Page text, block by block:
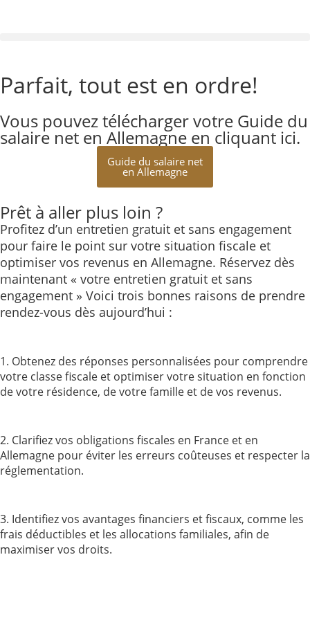
Parfait, tout est en ordre!
Vous pouvez télécharger votre Guide du
salaire net en Allemagne en cliquant ici.
Guide du salaire net
en Allemagne
Prêt à aller plus loin ?
Profitez d’un entretien gratuit et sans engagement
pour faire le point sur votre situation fiscale et
optimiser vos revenus en Allemagne. Réservez dès
maintenant « votre entretien gratuit et sans
engagement » Voici trois bonnes raisons de prendre
rendez-vous dès aujourd’hui :
1. Obtenez des réponses personnalisées pour comprendre
votre classe fiscale et optimiser votre situation en fonction
de votre résidence, de votre famille et de vos revenus.
2. Clarifiez vos obligations fiscales en France et en
Allemagne pour éviter les erreurs coûteuses et respecter la
réglementation.
3. Identifiez vos avantages financiers et fiscaux, comme les
frais déductibles et les allocations familiales, afin de
maximiser vos droits.